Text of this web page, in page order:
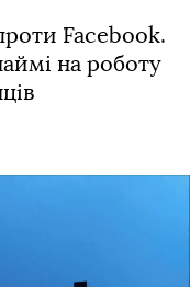
Facebook.
на роботу